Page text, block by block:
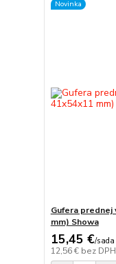
Novinka
Gufera prednej
mm) Showa
15,45 €/sada
12,56 € bez DPH